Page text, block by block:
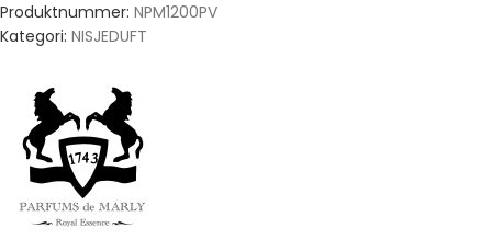
Produktnummer: NPM1200PV
Kategori: NISJEDUFT